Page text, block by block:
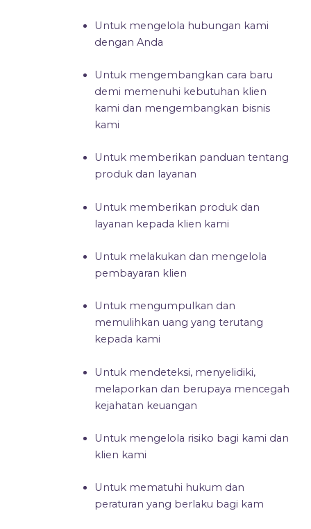
Untuk mengelola hubungan kami
dengan Anda
Untuk mengembangkan cara baru
demi memenuhi kebutuhan klien
kami dan mengembangkan bisnis
kami
Untuk memberikan panduan tentang
produk dan layanan
Untuk memberikan produk dan
layanan kepada klien kami
Untuk melakukan dan mengelola
pembayaran klien
Untuk mengumpulkan dan
memulihkan uang yang terutang
kepada kami
Untuk mendeteksi, menyelidiki,
melaporkan dan berupaya mencegah
kejahatan keuangan
Untuk mengelola risiko bagi kami dan
klien kami
Untuk mematuhi hukum dan
peraturan yang berlaku bagi kam